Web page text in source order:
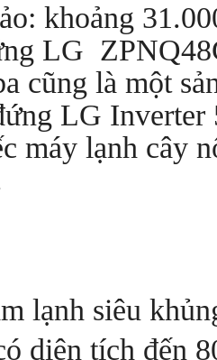
khoảng
LG
cũng là một
LG
máy lạnh cây
lạnh siêu
diện tích đến